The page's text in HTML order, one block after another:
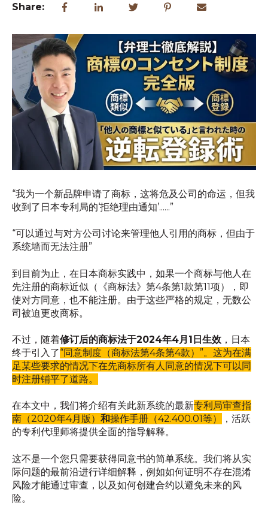
Share:
“我为一个新品牌申请了商标，这将危及公司的命运，但我
收到了日本专利局的‘拒绝理由通知’......”
“可以通过与对方公司讨论来管理他人引用的商标，但由于
系统墙而无法注册”
到目前为止，在日本商标实践中，如果一个商标与他人在
先注册的商标近似（《商标法》第4条第1款第11项），即
使对方同意，也不能注册。由于这些严格的规定，无数公
司被迫更改商标。
不过，随着修订后的商标法于2024年4月1日生效 ，日本
终于引入了“同意制度（商标法第4条第4款）”。这为在满
足某些要求的情况下在先商标所有人同意的情况下可以同
时注册铺平了道路。
在本文中，我们将介绍有关此新系统的最新专利局审查指
南（2020年4月版） 和操作手册（42.400.01等）
，活跃
的专利代理师将提供全面的指导解释。
这不是一个您只需要获得同意书的简单系统。我们将从实
际问题的最前沿进行详细解释，例如如何证明不存在混淆
风险才能通过审查，以及如何创建合约以避免未来的风
险。